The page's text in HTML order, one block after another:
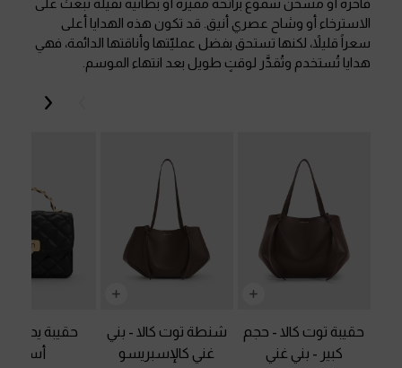
فاخرة أو مسخّن شموع برائحة مميزة أو بطانية ثقيلة تبعث على
الاسترخاء أو وشاح عصري أنيق. قد تكون هذه الهدايا أعلى
سعراً قليلاً، لكنها تستحق بفضل عمليّتها وأناقتها الدائمة، فهي
هدايا تُستخدم وتُقدَّر لوقتٍ طويل بعد انتهاء الموسم.
حقيبة توت كالا - حجم
كبير - بني غني
شنطة توت كالا - بني
غني كالإسبريسو
حقيبة يد
أسود
السابق